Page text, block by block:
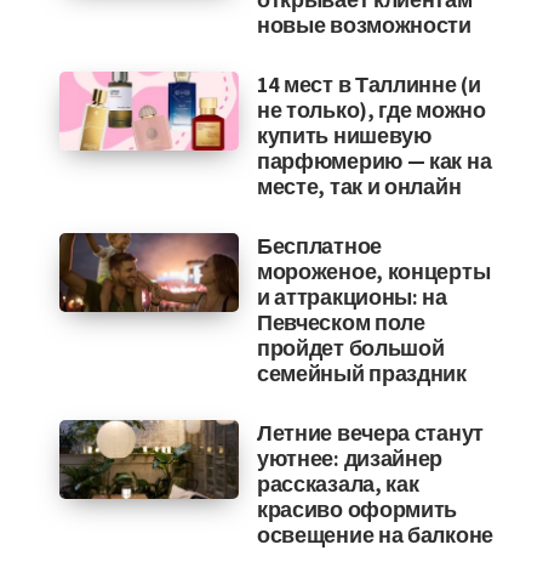
новые возможности
14 мест в Таллинне (и
не только), где можно
купить нишевую
парфюмерию — как на
месте, так и онлайн
Бесплатное
мороженое, концерты
и аттракционы: на
Певческом поле
пройдет большой
семейный праздник
Летние вечера станут
уютнее: дизайнер
рассказала, как
красиво оформить
освещение на балконе